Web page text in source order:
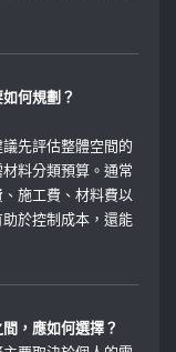
何規劃？
先評估整體空間的
料分類預算。通常
施工費、材料費以
於控制成本，還能
，應如何選擇？